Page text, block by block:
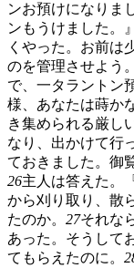
ンお預けになりま
ンもうけました。』
くやった。お前は
のを管理させよう
で、一タラントン
様、あなたは蒔か
き集められる厳し
なり、出かけて行
ておきました。御
26主人は答えた。
から刈り取り、散
たのか。 27それな
あった。そうして
てもらえたのに。